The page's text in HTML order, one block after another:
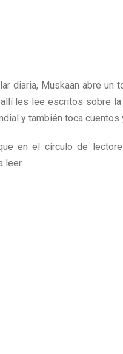
diaria, Muskaan abre
les lee escritos sobre
y también toca cuentos
en el círculo de
leer.